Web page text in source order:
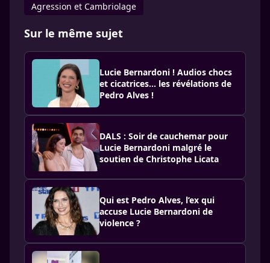
Agression et Cambriolage
Sur le même sujet
Lucie Bernardoni ! Audios chocs
et cicatrices... les révélations de
Pedro Alves !
DALS : Soir de cauchemar pour
Lucie Bernardoni malgré le
soutien de Christophe Licata
Qui est Pedro Alves, l’ex qui
accuse Lucie Bernardoni de
violence ?